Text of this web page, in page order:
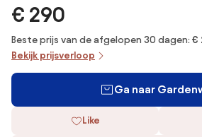
€ 290
Beste prijs van de afgelopen 30 dagen: €
Bekijk prijsverloop
Ga naar
Like